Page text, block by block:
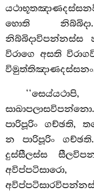
හොති
නිබ්බිදාවිපන්නස්ස
විරාගෙ අසති
පාරිපූරිං ගච්ඡති,
න පාරිපූරිං
දුස්සීලස්ස